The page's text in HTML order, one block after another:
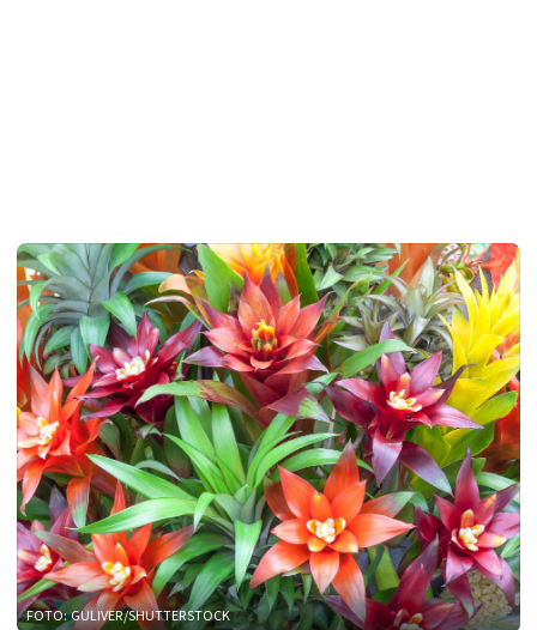
FOTO: GULIVER/SHUTTERSTOCK